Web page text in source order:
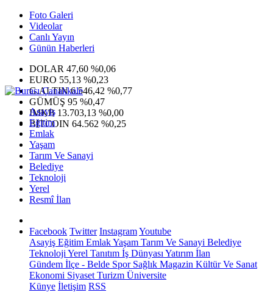
Foto Galeri
Videolar
Canlı Yayın
Günün Haberleri
DOLAR 47,60 %0,06
EURO 55,13 %0,23
G.ALTIN6.546,42 %0,77
GÜMÜŞ 95 %0,47
IMKB 13.703,13 %0,00
BITCOIN 64.562 %0,25
Asayiş
Eğitim
Emlak
Yaşam
Tarım Ve Sanayi
Belediye
Teknoloji
Yerel
Resmî İlan
Facebook Twitter InstagramYoutube
Asayiş Eğitim EmlakYaşam Tarım Ve Sanayi Belediye
Teknoloji Yerel Tanıtım İş Dünyası Yatırım İlan
Gündem İlçe - Belde SporSağlık Magazin Kültür Ve Sanat
Ekonomi Siyaset Turizm Üniversite
Künye İletişim RSS